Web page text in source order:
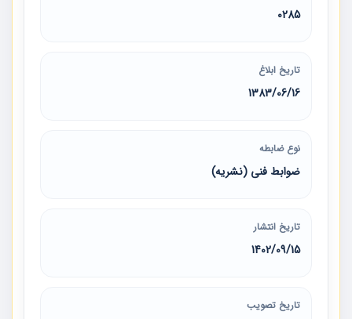
0285
تاریخ ابلاغ
1383/06/16
نوع ضابطه
ضوابط فنی (نشریه)
تاریخ انتشار
1402/09/15
تاریخ تصویب